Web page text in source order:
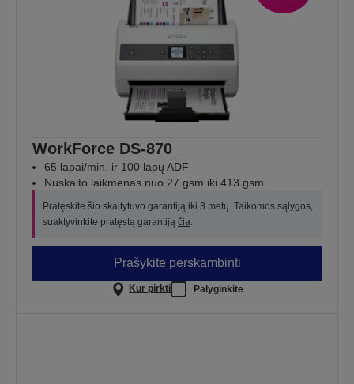
WorkForce DS-870
65 lapai/min. ir 100 lapų ADF
Nuskaito laikmenas nuo 27 gsm iki 413 gsm
Pratęskite šio skaitytuvo garantiją iki 3 metų. Taikomos sąlygos,
suaktyvinkite pratęstą garantiją čia
Prašykite perskambinti
Kur pirkti Palyginkite